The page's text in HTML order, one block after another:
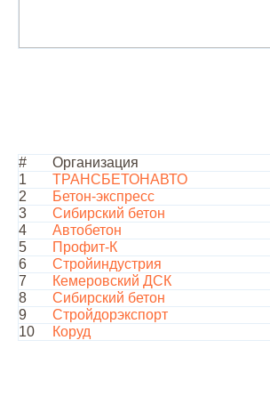
# Организация
1
ТРАНСБЕТОНАВТО
2
Бетон-экспресс
3
Сибирский бетон
4
Автобетон
5
Профит-К
6
Стройиндустрия
7
Кемеровский ДСК
8
Сибирский бетон
9
Стройдорэкспорт
10
Коруд